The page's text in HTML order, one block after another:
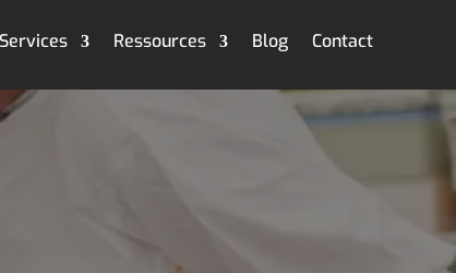
Services Ressources Blog Contact